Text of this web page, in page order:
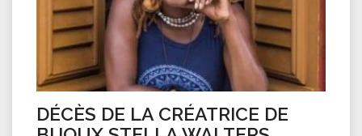
DÉCÈS DE LA CRÉATRICE DE